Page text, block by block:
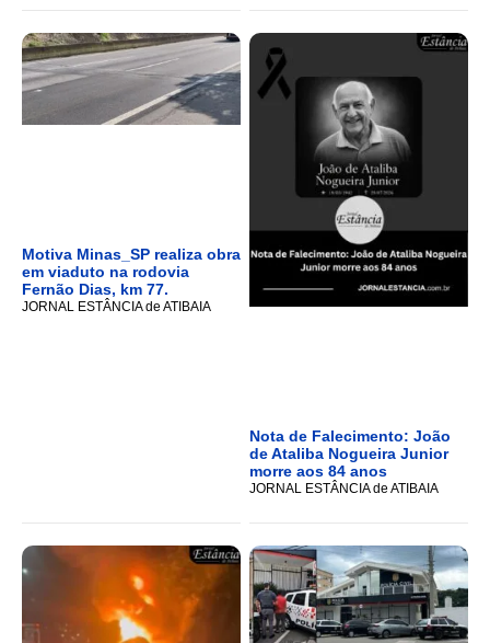
Motiva Minas_SP realiza obra
em viaduto na rodovia
Fernão Dias, km 77.
JORNAL ESTÂNCIA de ATIBAIA
Nota de Falecimento: João
de Ataliba Nogueira Junior
morre aos 84 anos
JORNAL ESTÂNCIA de ATIBAIA